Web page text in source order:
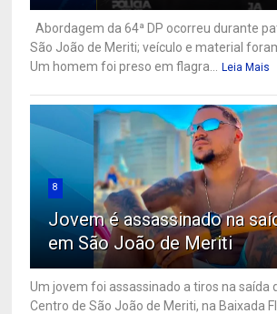
Abordagem da 64ª DP ocorreu durante
São João de Meriti; veículo e material
Um homem foi preso em flagra...
Leia Mais
8
Jovem é assassinado na
em São João de Meriti
Um jovem foi assassinado a tiros na saída
Centro de São João de Meriti, na Baixada